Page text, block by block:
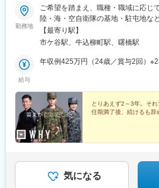
勤務地
ご希望を踏まえ、職種・職域に応じ
陸・海・空自衛隊の基地・駐屯地な
な勤務地例】北海道（札幌、千歳、
（青森、八戸）宮城県（仙台、多賀
（大宮）千葉県（習志野、木更津、
府（宇治、福知山）大阪府（八尾、
路）広島県（海田市）山口県（山口
岡県（福岡、久留米、小倉）佐賀県
大村）熊本県（健軍、北熊本）大分
（都城）鹿児島県（国分、川内、奄
HPをご確認ください。
【最寄り駅】
市ケ谷駅、牛込柳町駅、曙橋駅
給与
年収例425万円（24歳／賞与2回）
とりあえず2～3年。それ
任期満了後、続けるも辞
気になる